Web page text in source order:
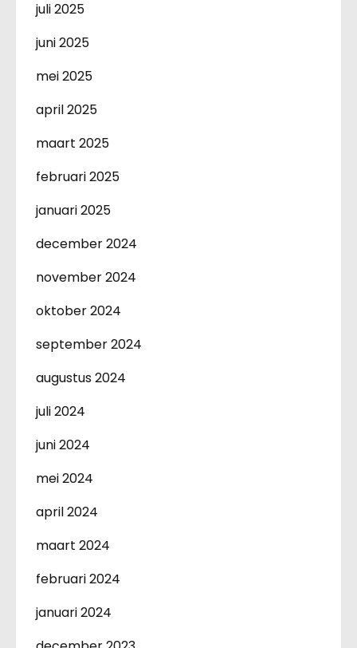
juli 2025
juni 2025
mei 2025
april 2025
maart 2025
februari 2025
januari 2025
december 2024
november 2024
oktober 2024
september 2024
augustus 2024
juli 2024
juni 2024
mei 2024
april 2024
maart 2024
februari 2024
januari 2024